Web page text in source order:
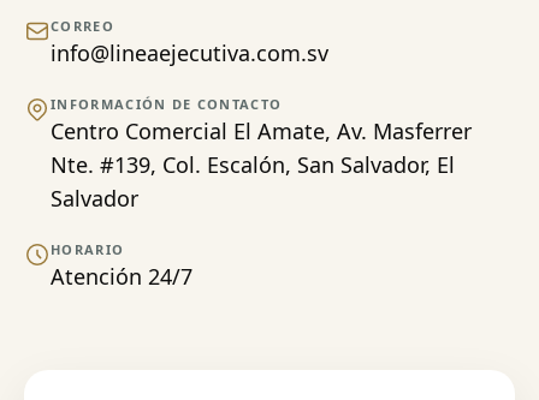
CORREO
info@lineaejecutiva.com.sv
INFORMACIÓN DE CONTACTO
Centro Comercial El Amate, Av. Masferrer
Nte. #139, Col. Escalón, San Salvador, El
Salvador
HORARIO
Atención 24/7